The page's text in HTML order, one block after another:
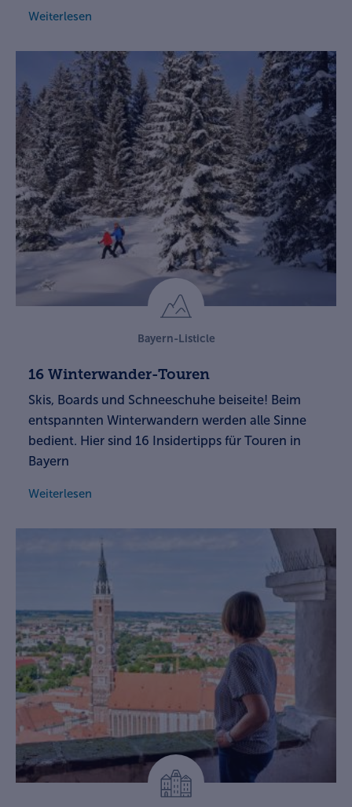
Weiterlesen
Bayern-Listicle
16 Winterwander-Touren
Skis, Boards und Schneeschuhe beiseite! Beim
entspannten Winterwandern werden alle Sinne
bedient. Hier sind 16 Insidertipps für Touren in
Bayern
Weiterlesen